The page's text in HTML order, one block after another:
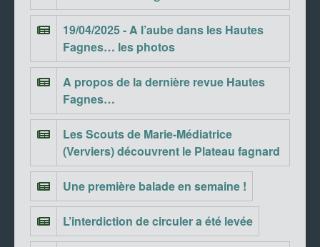
19/04/2025 - A l’aube dans les Hautes
Fagnes… les photos
A propos de la dernière revue Hautes
Fagnes…
Les Scouts de Marie-Médiatrice
(Verviers) découvrent le Plateau fagnard
Une première balade en semaine !
L’interdiction de circuler a été levée